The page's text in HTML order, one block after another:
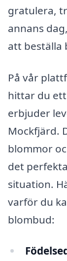
gratulera,
annans
att beställa
På vår
hittar du
erbjuder
Mockfjärd.
blommor
det
situation.
varför du
blombud: